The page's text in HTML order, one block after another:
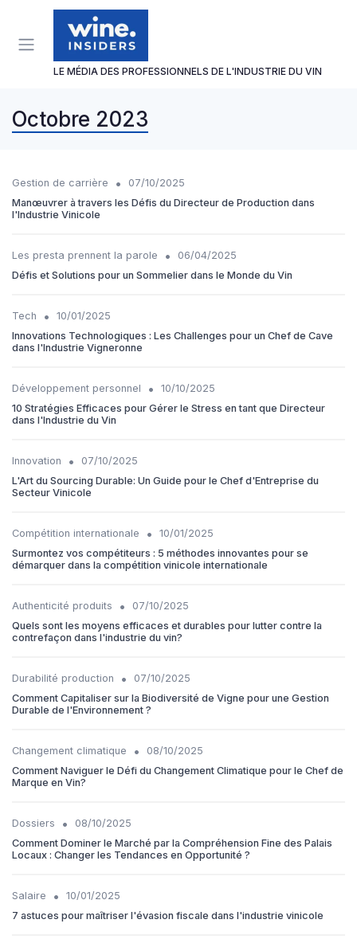
LE MÉDIA DES PROFESSIONNELS DE L'INDUSTRIE DU VIN
Octobre 2023
Gestion de carrière •
07/10/2025
Manœuvrer à travers les Défis du Directeur de Production dans
l'Industrie Vinicole
Les presta prennent la parole •
06/04/2025
Défis et Solutions pour un Sommelier dans le Monde du Vin
Tech •
10/01/2025
Innovations Technologiques : Les Challenges pour un Chef de Cave
dans l'Industrie Vigneronne
Développement personnel •
10/10/2025
10 Stratégies Efficaces pour Gérer le Stress en tant que Directeur
dans l'Industrie du Vin
Innovation •
07/10/2025
L'Art du Sourcing Durable: Un Guide pour le Chef d'Entreprise du
Secteur Vinicole
Compétition internationale •
10/01/2025
Surmontez vos compétiteurs : 5 méthodes innovantes pour se
démarquer dans la compétition vinicole internationale
Authenticité produits •
07/10/2025
Quels sont les moyens efficaces et durables pour lutter contre la
contrefaçon dans l'industrie du vin?
Durabilité production •
07/10/2025
Comment Capitaliser sur la Biodiversité de Vigne pour une Gestion
Durable de l'Environnement ?
Changement climatique •
08/10/2025
Comment Naviguer le Défi du Changement Climatique pour le Chef de
Marque en Vin?
Dossiers •
08/10/2025
Comment Dominer le Marché par la Compréhension Fine des Palais
Locaux : Changer les Tendances en Opportunité ?
Salaire •
10/01/2025
7 astuces pour maîtriser l'évasion fiscale dans l'industrie vinicole
Panneau de gestion des cookies